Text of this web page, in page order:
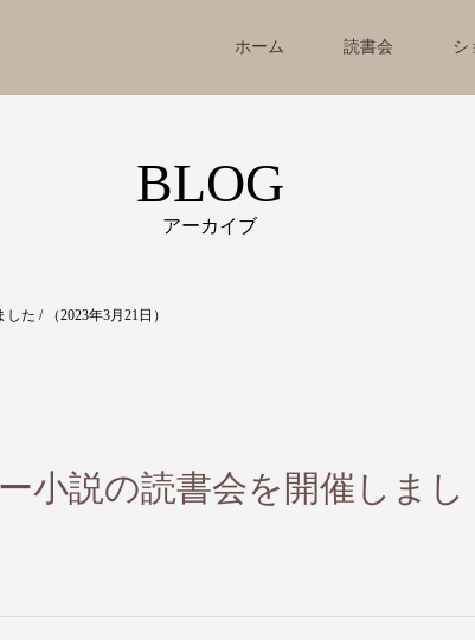
ホーム 読書会 シ
BLOG
アーカイブ
た / （2023年3月21日）
小説の読書会を開催しまし